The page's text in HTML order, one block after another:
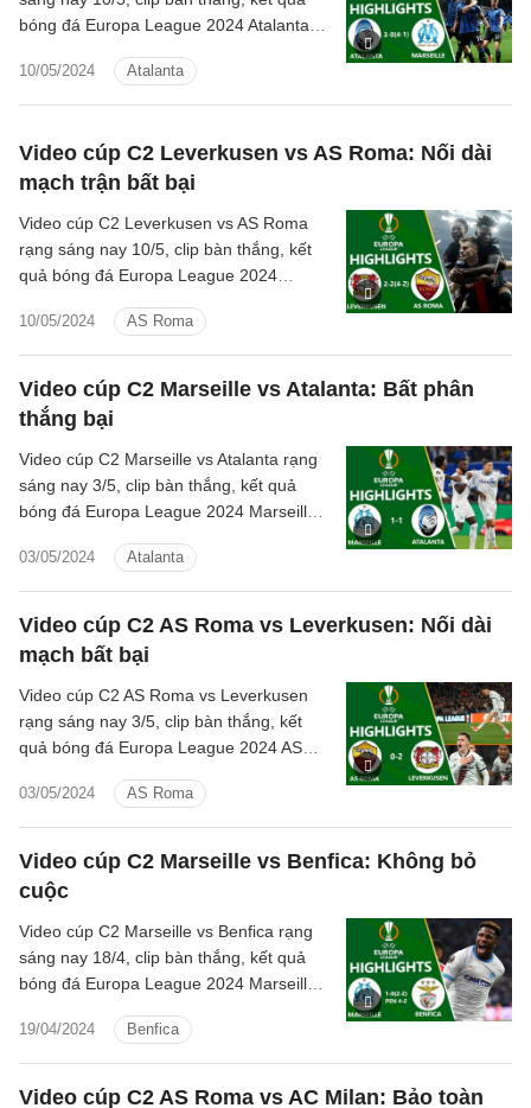
10/05/2024 Atalanta
bóng đá Europa League 2024 Atalanta
Video cúp C2 Leverkusen vs AS Roma: Nối dài
mạch trận bất bại
10/05/2024 AS Roma
Video cúp C2 Leverkusen vs AS Roma
rạng sáng nay 10/5, clip bàn thắng, kết
quả bóng đá Europa League 2024
Video cúp C2 Marseille vs Atalanta: Bất phân
thắng bại
03/05/2024 Atalanta
Video cúp C2 Marseille vs Atalanta rạng
sáng nay 3/5, clip bàn thắng, kết quả
bóng đá Europa League 2024 Marseille
Video cúp C2 AS Roma vs Leverkusen: Nối dài
mạch bất bại
03/05/2024 AS Roma
Video cúp C2 AS Roma vs Leverkusen
rạng sáng nay 3/5, clip bàn thắng, kết
quả bóng đá Europa League 2024 AS
Video cúp C2 Marseille vs Benfica: Không bỏ
cuộc
19/04/2024 Benfica
Video cúp C2 Marseille vs Benfica rạng
sáng nay 18/4, clip bàn thắng, kết quả
bóng đá Europa League 2024 Marseille
Video cúp C2 AS Roma vs AC Milan: Bảo toàn